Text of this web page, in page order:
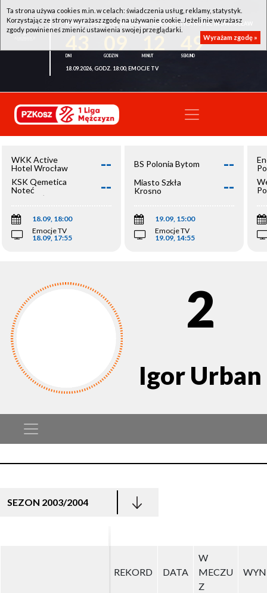
WKK ACTIVE HOTEL WROCŁAW - KSK QEMETICA NOTEĆ INOWROCŁAW
49
18.09.2026, GODZ. 18:00, EMOCJE TV
WKK Active
Hotel Wrocław
--
KSK Qemetica
Noteć
Inowrocław
--
18.09, 18:00
Emocje TV
18.09, 17:55
BS Polonia Bytom --
Miasto Szkła
Krosno
--
19.09, 15:00
Emocje TV
19.09, 14:55
2
Igor Urban
SEZON 2003/2004
REKORD DATA
W
MECZU
Z
REKORD DATA
W
MECZU
Z
Ta strona używa cookies m.in. w celach: świadczenia usług, reklamy, statystyk.
Korzystając ze strony wyrażasz zgodę na używanie cookie. Jeżeli nie wyrażasz
zgody powinieneś zmienić ustawienia swojej przeglądarki.
Wyrażam zgodę »